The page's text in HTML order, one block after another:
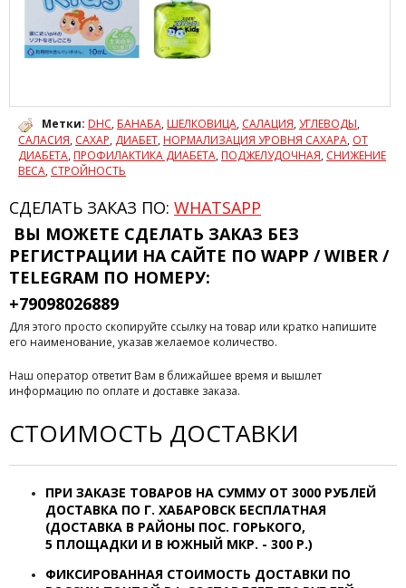
Метки: DHC, БАНАБА, ШЕЛКОВИЦА, САЛАЦИЯ,УГЛЕВОДЫ,
САЛАСИЯ, САХАР, ДИАБЕТ, НОРМАЛИЗАЦИЯ УРОВНЯ САХАРА, ОТ
ДИАБЕТА, ПРОФИЛАКТИКА ДИАБЕТА, ПОДЖЕЛУДОЧНАЯ, СНИЖЕНИЕ
ВЕСА, СТРОЙНОСТЬ
СДЕЛАТЬ ЗАКАЗ ПО: WHATSAPP
ВЫ МОЖЕТЕ СДЕЛАТЬ ЗАКАЗ БЕЗ
РЕГИСТРАЦИИ НА САЙТЕ ПО WAPP / WIBER /
TELEGRAM ПО НОМЕРУ:
+79098026889
Для этого просто скопируйте ссылку на товар или кратко напишите
его наименование, указав желаемое количество.
Наш оператор ответит Вам в ближайшее время и вышлет
информацию по оплате и доставке заказа.
СТОИМОСТЬ ДОСТАВКИ
ПРИ ЗАКАЗЕ ТОВАРОВ НА СУММУ ОТ 3000 РУБЛЕЙ
ДОСТАВКА ПО Г. ХАБАРОВСК БЕСПЛАТНАЯ
(ДОСТАВКА В РАЙОНЫ ПОС. ГОРЬКОГО,
5 ПЛОЩАДКИ И В ЮЖНЫЙ МКР. - 300 Р.)
ФИКСИРОВАННАЯ СТОИМОСТЬ ДОСТАВКИ ПО